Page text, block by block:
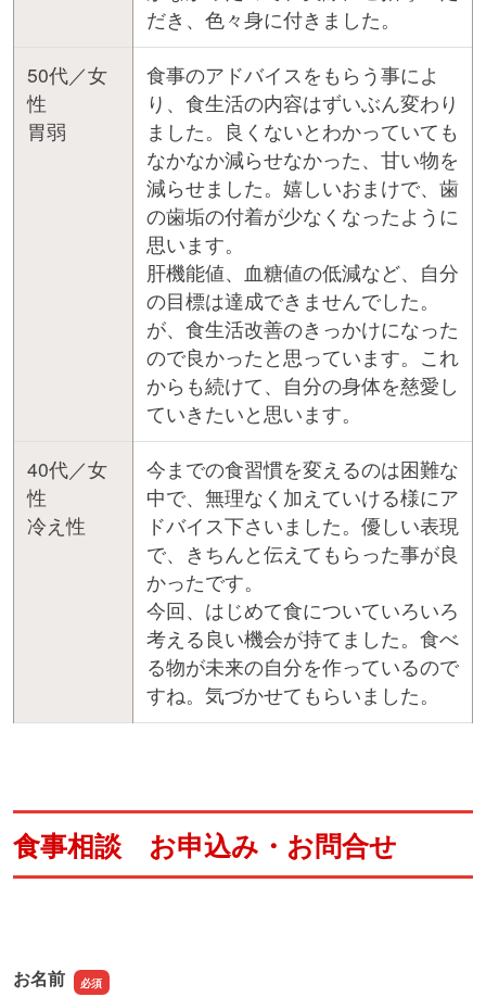
だき、色々身に付きました。
50代／女
性
胃弱
食事のアドバイスをもらう事によ
り、食生活の内容はずいぶん変わり
ました。良くないとわかっていても
なかなか減らせなかった、甘い物を
減らせました。嬉しいおまけで、歯
の歯垢の付着が少なくなったように
思います。
肝機能値、血糖値の低減など、自分
の目標は達成できませんでした。
が、食生活改善のきっかけになった
ので良かったと思っています。これ
からも続けて、自分の身体を慈愛し
ていきたいと思います。
40代／女
性
冷え性
今までの食習慣を変えるのは困難な
中で、無理なく加えていける様にア
ドバイス下さいました。優しい表現
で、きちんと伝えてもらった事が良
かったです。
今回、はじめて食についていろいろ
考える良い機会が持てました。食べ
る物が未来の自分を作っているので
すね。気づかせてもらいました。
食事相談 お申込み・お問合せ
お名前